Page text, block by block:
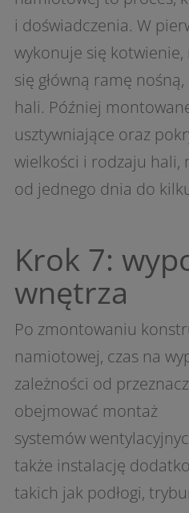
i doświadczenia. W
wykonuje się
się główną ramę
hali. Później
usztywniające oraz
wielkości i rodzaju hali,
od jednego dnia do
Krok 7:
wnętrza
Po zmontowaniu
namiotowej, czas na
zależności od
obejmować montaż
systemów
także instalację
takich jak podłogi,